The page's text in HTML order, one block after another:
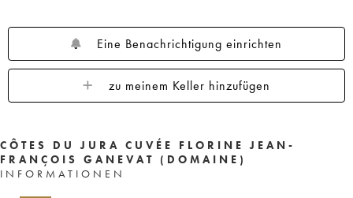
Eine Benachrichtigung einrichten
zu meinem Keller hinzufügen
CÔTES DU JURA CUVÉE FLORINE JEAN-
FRANÇOIS GANEVAT (DOMAINE)
INFORMATIONEN